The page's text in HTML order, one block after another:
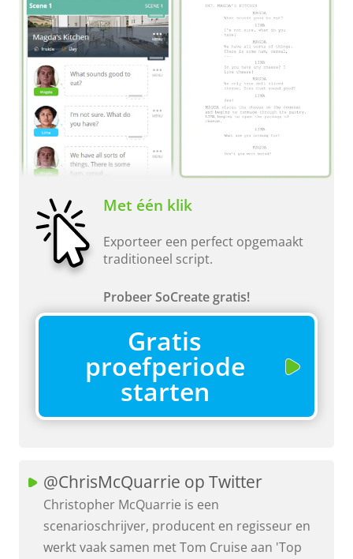
Met één klik
Exporteer een perfect opgemaakt
traditioneel script.
Probeer SoCreate gratis!
Gratis
proefperiode
starten
@ChrisMcQuarrie op Twitter
Christopher McQuarrie is een
scenarioschrijver, producent en regisseur en
werkt vaak samen met Tom Cruise aan 'Top